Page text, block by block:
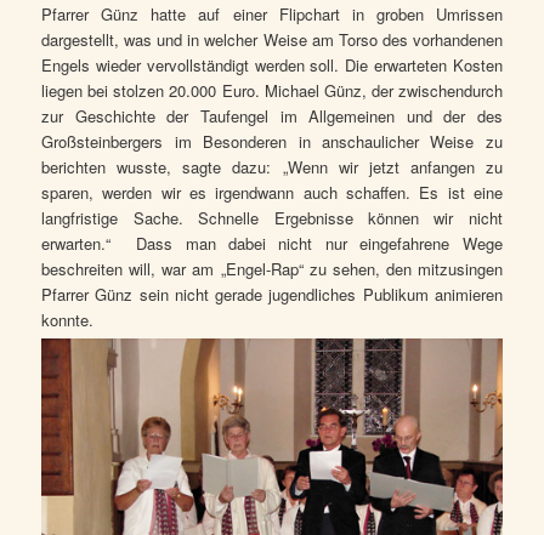
Pfarrer Günz hatte auf einer Flipchart in groben Umrissen
dargestellt, was und in welcher Weise am Torso des vorhandenen
Engels wieder vervollständigt werden soll. Die erwarteten Kosten
liegen bei stolzen 20.000 Euro. Michael Günz, der zwischendurch
zur Geschichte der Taufengel im Allgemeinen und der des
Großsteinbergers im Besonderen in anschaulicher Weise zu
berichten wusste, sagte dazu: „Wenn wir jetzt anfangen zu
sparen, werden wir es irgendwann auch schaffen. Es ist eine
langfristige Sache. Schnelle Ergebnisse können wir nicht
erwarten.“ Dass man dabei nicht nur eingefahrene Wege
beschreiten will, war am „Engel-Rap“ zu sehen, den mitzusingen
Pfarrer Günz sein nicht gerade jugendliches Publikum animieren
konnte.